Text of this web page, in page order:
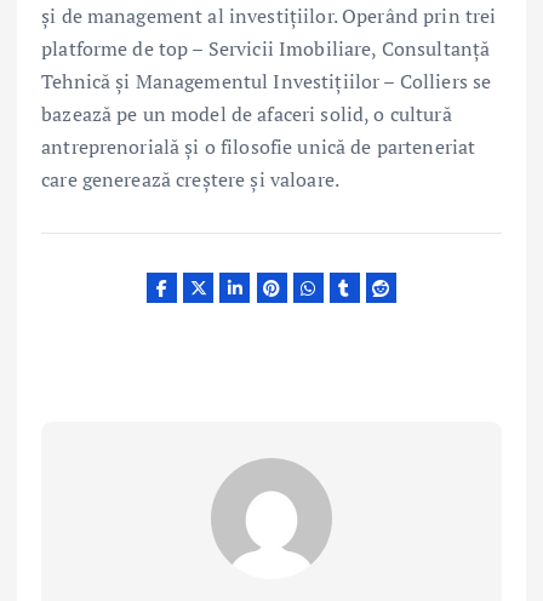
și de management al investițiilor. Operând prin trei
platforme de top – Servicii Imobiliare, Consultanță
Tehnică și Managementul Investițiilor – Colliers se
bazează pe un model de afaceri solid, o cultură
antreprenorială și o filosofie unică de parteneriat
care generează creștere și valoare.